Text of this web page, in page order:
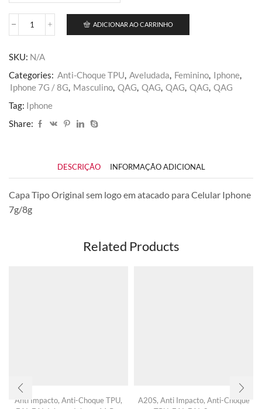
Iphone
ADICIONAR AO CARRINHO
SKU: N/A
Categories: Anti-Choque TPU, Aveludada, Feminino, Iphone,
Iphone 7G / 8G, Masculino, QAG, QAG, QAG, QAG, QAG
Tag: Iphone
Share:
DESCRIÇÃO INFORMAÇÃO ADICIONAL
Capa Tipo Original sem logo em atacado para Celular Iphone
7g/8g
Related Products
Anti Impacto, Anti-Choque TPU,
A20S, Anti Impacto, Anti-Choque